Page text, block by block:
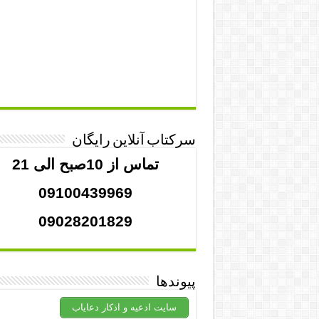
سرکتاب آنلاین رایگان
تماس از 10صبح الی 21
09100439969
09028201829
پیوندها
سایت ادعیه و اذکار دعایاب